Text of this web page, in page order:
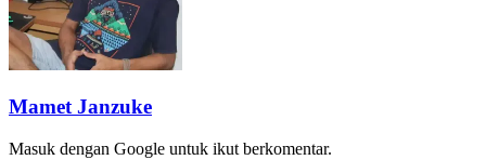
Mamet Janzuke
Masuk dengan Google untuk ikut berkomentar.